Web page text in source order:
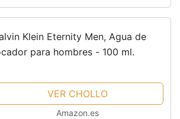
Klein Eternity Men, Agua de
para hombres - 100 ml.
VER CHOLLO
Amazon.es